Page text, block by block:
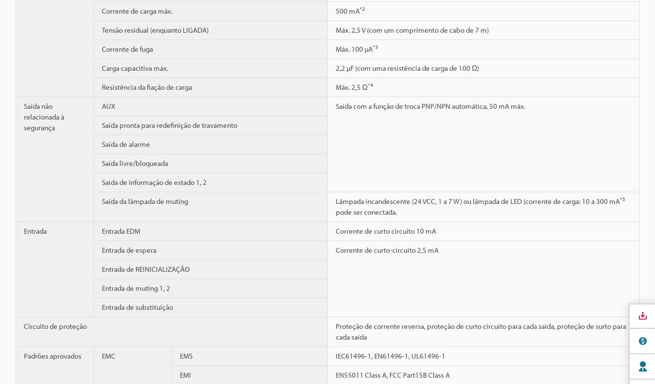
Corrente de carga máx. 500 mA*2
Tensão residual (enquanto LIGADA) Máx. 2,5 V (com um comprimento de cabo de 7 m)
Corrente de fuga Máx. 100 µA*3
Carga capacitiva máx. 2,2 µF (com uma resistência de carga de 100 Ω)
Resistência da fiação de carga Máx. 2,5 Ω*4
Saída não
relacionada à
segurança
AUX Saída com a função de troca PNP/NPN automática, 50 mA máx.
Saída pronta para redefinição de travamento
Saída de alarme
Saída livre/bloqueada
Saída de informação de estado 1, 2
Saída da lâmpada de muting Lâmpada incandescente (24 VCC, 1 a 7 W) ou lâmpada de LED (corrente de carga: 10 a 300 mA*5
pode ser conectada.
Entrada Entrada EDM Corrente de curto circuito 10 mA
Entrada de espera Corrente de curto-circuito 2,5 mA
Entrada de REINICIALIZAÇÃO
Entrada de muting 1, 2
Entrada de substituição
Circuito de proteção
Proteção de corrente reversa, proteção de curto circuito para cada saída, proteção de surto para
cada saída
Padrões aprovados EMC EMS IEC61496-1, EN61496-1, UL61496-1
EMI EN55011 Class A, FCC Part15B Class A